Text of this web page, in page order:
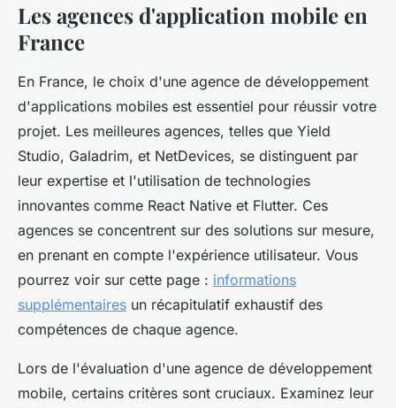
Les agences d'application mobile en
France
En France, le choix d'une agence de développement
d'applications mobiles est essentiel pour réussir votre
projet. Les meilleures agences, telles que Yield
Studio, Galadrim, et NetDevices, se distinguent par
leur expertise et l'utilisation de technologies
innovantes comme React Native et Flutter. Ces
agences se concentrent sur des solutions sur mesure,
en prenant en compte l'expérience utilisateur. Vous
pourrez voir sur cette page : informations
supplémentaires un récapitulatif exhaustif des
compétences de chaque agence.
Lors de l'évaluation d'une agence de développement
mobile, certains critères sont cruciaux. Examinez leur